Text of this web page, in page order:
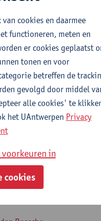
Rudnicki
cookies en daarmee
functioneren, meten en
er cookies geplaatst
tonen en voor
betreffen de
gevolgd door middel
alle cookies' te
het UAntwerpen Privacy
in
cookies